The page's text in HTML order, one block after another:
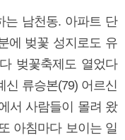
는 남천동. 아파트 단
에 벚꽃 성지로도 유
벚꽃축제도 열었다
신 류승본(79) 어르신
서 사람들이 몰려 왔
아침마다 보이는 일